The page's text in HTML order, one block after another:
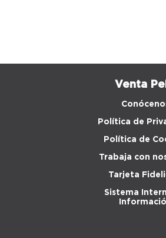
Venta
Política de
Política de
Trabaja con
Tarjeta
Sistema